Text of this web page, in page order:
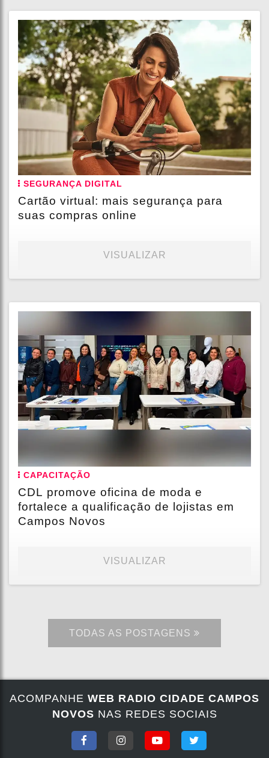
SEGURANÇA DIGITAL
Cartão virtual: mais segurança para
suas compras online
VISUALIZAR
CAPACITAÇÃO
CDL promove oficina de moda e
fortalece a qualificação de lojistas em
Campos Novos
VISUALIZAR
TODAS AS POSTAGENS
ACOMPANHE WEB RADIO CIDADE CAMPOS
NOVOS NAS REDES SOCIAIS